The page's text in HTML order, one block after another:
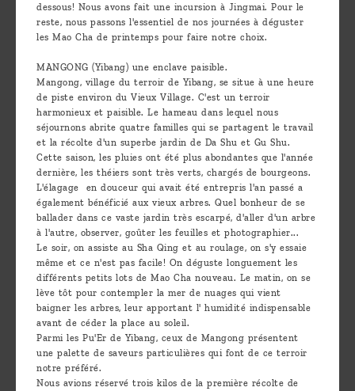
Comment
infuser
Contactez-
nous !
dessous! Nous avons fait une incursion à Jingmai. Pour le
reste, nous passons l'essentiel de nos journées à déguster
les Mao Cha de printemps pour faire notre choix.
MANGONG (Yibang) une enclave paisible.
Mangong, village du terroir de Yibang, se situe à une heure
de piste environ du Vieux Village. C'est un terroir
harmonieux et paisible. Le hameau dans lequel nous
séjournons abrite quatre familles qui se partagent le travail
et la récolte d'un superbe jardin de Da Shu et Gu Shu.
Cette saison, les pluies ont été plus abondantes que l'année
dernière, les théiers sont très verts, chargés de bourgeons.
L'élagage en douceur qui avait été entrepris l'an passé a
également bénéficié aux vieux arbres. Quel bonheur de se
ballader dans ce vaste jardin très escarpé, d'aller d'un arbre
à l'autre, observer, goûter les feuilles et photographier...
Le soir, on assiste au Sha Qing et au roulage, on s'y essaie
même et ce n'est pas facile! On déguste longuement les
différents petits lots de Mao Cha nouveau. Le matin, on se
lève tôt pour contempler la mer de nuages qui vient
baigner les arbres, leur apportant l' humidité indispensable
avant de céder la place au soleil.
Parmi les Pu'Er de Yibang, ceux de Mangong présentent
une palette de saveurs particulières qui font de ce terroir
notre préféré.
Nous avions réservé trois kilos de la première récolte de